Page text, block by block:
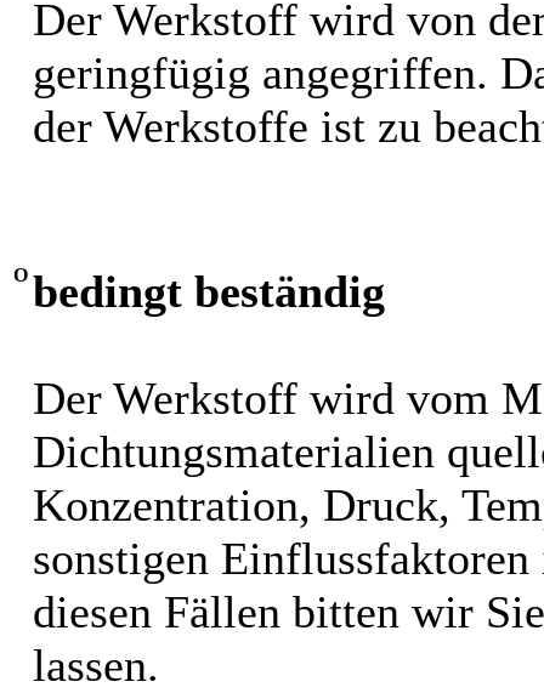
Der Werkstoff wird von
geringfügig angegriffen.
der Werkstoffe ist zu
O bedingt beständig
Der Werkstoff wird vom
Dichtungsmaterialien
Konzentration, Druck,
sonstigen
diesen Fällen bitten wir
lassen.